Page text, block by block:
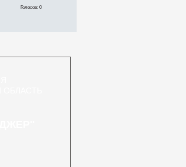
Голосов: 0